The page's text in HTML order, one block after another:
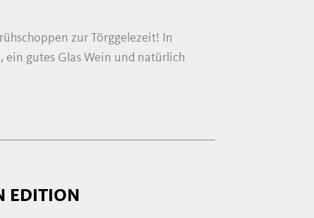
zur Törggelezeit! In
ein gutes Glas Wein und natürlich
EDITION